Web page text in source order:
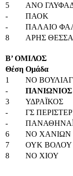
5
ΑΝΟ
-
ΠΑΟΚ
-
ΠΑΛΑΙΟ
8
ΑΡΗΣ
Β’ ΟΜΙΛΟΣ
Θέση Ομάδα
1
ΝΟ
-
ΠΑΝΙΩΝΙΟΣ
3
ΥΔΡΑΪΚΟΣ
-
ΓΣ
-
6
ΝΟ ΧΑΝΙΩΝ
7
ΟΥΚ ΒΟΛΟΥ
8
ΝΟ ΧΙΟΥ